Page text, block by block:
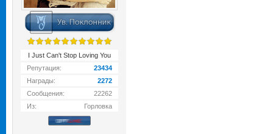
I Just Can't Stop Loving You
Репутация:
23434
Награды:
2272
Сообщения:
22262
Из:
Горловка